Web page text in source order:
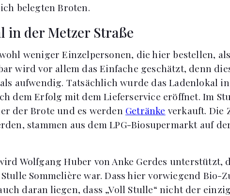
belegten Broten.
in der Metzer Straße
weniger Einzelpersonen, die hier bestellen,
wird vor allem das Einfache geschätzt, denn
aufwendig. Tatsächlich wurde das Ladenlokal
dem Erfolg mit dem Lieferservice eröffnet. Im
der Brote und es werden Getränke verkauft. Die
stammen aus dem LPG-Biosupermarkt auf
Wolfgang Huber von Anke Gerdes unterstützt,
Sommelière war. Dass hier vorwiegend Bio-
daran liegen, dass „Voll Stulle“ nicht der